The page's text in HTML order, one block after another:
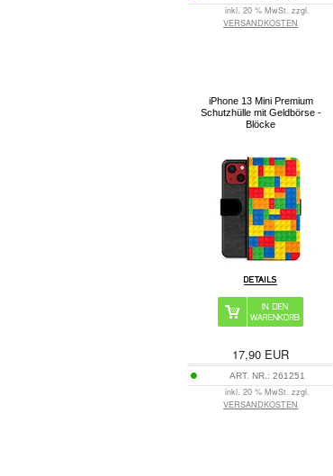
inkl. 20 % MwSt. zzgl.
VERSANDKOSTEN
iPhone 13 Mini Premium
Schutzhülle mit Geldbörse -
Blöcke
17,90 EUR
ART. NR.:261251
inkl. 20 % MwSt. zzgl.
VERSANDKOSTEN